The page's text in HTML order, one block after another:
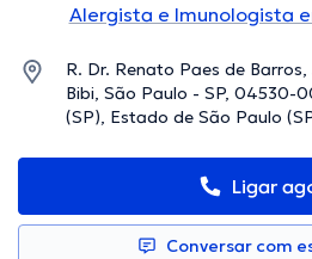
Alergista e Imunologista
R. Dr. Renato Paes de
Bibi, São Paulo - SP, 04530-
(SP), Estado de São Paulo
Ligar
Conversar com